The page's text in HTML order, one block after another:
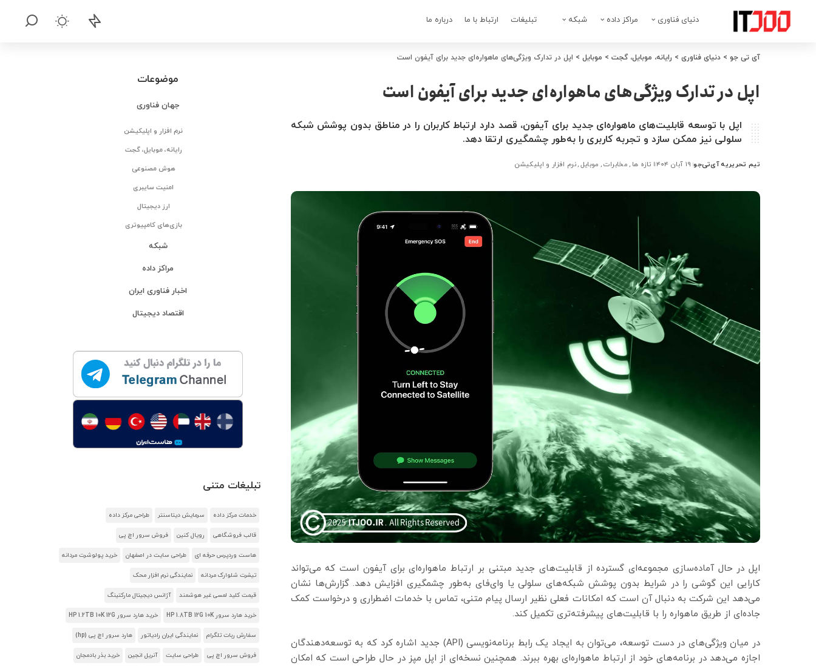
دنیای فناوری مراکز داده شبکه تبلیغات ارتباط با ما درباره ما
آی تی جو > دنیای فناوری > رایانه، موبایل، گجت > موبایل > اپل در تدارک ویژگی‌های ماهواره‌ای جدید برای آیفون است
اپل در تدارک ویژگی‌های ماهواره‌ای جدید برای آیفون است
اپل با توسعه قابلیت‌های ماهواره‌ای جدید برای آیفون، قصد دارد ارتباط کاربران را در مناطق بدون پوشش شبکه
سلولی نیز ممکن سازد و تجربه کاربری را به‌طور چشمگیری ارتقا دهد.
ارسال
توسط
تیم تحریریه آی‌تی‌جو ۱۹ آبان ۱۴۰۴ تازه ها مخابرات موبایل نرم افزار و اپلیکیشن
اپل در حال آماده‌سازی مجموعه‌ای گسترده از قابلیت‌های جدید مبتنی بر ارتباط ماهواره‌ای برای آیفون است که می‌تواند
کارایی این گوشی را در شرایط بدون پوشش شبکه‌های سلولی یا وای‌فای به‌طور چشمگیری افزایش دهد. گزارش‌ها نشان
می‌دهد این شرکت به دنبال آن است که امکانات فعلی نظیر ارسال پیام متنی، تماس با خدمات اضطراری و درخواست کمک
جاده‌ای از طریق ماهواره را با قابلیت‌های پیشرفته‌تری تکمیل کند.
در میان ویژگی‌های در دست توسعه، می‌توان به ایجاد یک رابط برنامه‌نویسی (API) جدید اشاره کرد که به توسعه‌دهندگان
اجازه می‌دهد در برنامه‌های خود از ارتباط ماهواره‌ای بهره ببرند. همچنین نسخه‌ای از اپل مپز در حال طراحی است که امکان
موضوعات
جهان فناوری
نرم افزار و اپلیکیشن
رایانه، موبایل، گجت
هوش مصنوعی
امنیت سایبری
ارز دیجیتال
بازی‌های کامپیوتری
شبکه
مراکز داده
اخبار فناوری ایران
اقتصاد دیجیتال
تبلیغات متنی
خدمات مرکز داده سرمایش دیتاسنتر طراحی مرکز داده
قالب فروشگاهی رویال کنین فروش سرور اچ پی
هاست وردپرس حرفه ای طراحی سایت در اصفهان خرید پولوشرت مردانه
تیشرت شلوارک مردانه نمایندگی نرم افزار محک
قیمت کلید لمسی غیر هوشمند آژانس دیجیتال مارکتینگ
خرید هارد سرور HP 1.8TB 12G 10K خرید هارد سرور HP 1.2TB 10K 12G
سفارش ربات تلگرام نمایندگی ایران رادیاتور هارد سرور اچ پی (hp)
فروش سرور اچ پی طراحی سایت آنریل انجین خرید بذر بادمجان